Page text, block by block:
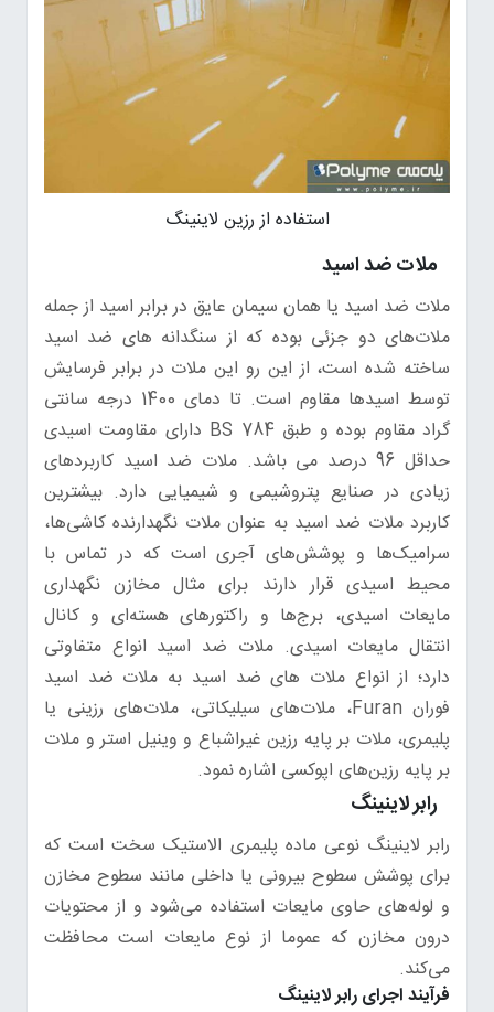
استفاده از رزین لاینینگ
ملات ضد اسید
ملات ضد اسید یا همان سیمان عایق در برابر اسید از جمله
ملات‌های دو جزئی بوده که از سنگدانه های ضد اسید
ساخته شده است، از این رو این ملات در برابر فرسایش
توسط اسیدها مقاوم است. تا دمای 1400 درجه سانتی
گراد مقاوم بوده و طبق BS 784 دارای مقاومت اسیدی
حداقل 96 درصد می باشد. ملات ضد اسید کاربردهای
زیادی در صنایع پتروشیمی و شیمیایی دارد. بیشترین
کاربرد ملات ضد اسید به عنوان ملات نگهدارنده کاشی‌ها،
سرامیک‌ها و پوشش‌های آجری است که در تماس با
محیط اسیدی قرار دارند برای مثال مخازن نگهداری
مایعات اسیدی، برج‌ها و راکتورهای هسته‌ای و کانال
انتقال مایعات اسیدی. ملات ضد اسید انواع متفاوتی
دارد؛ از انواع ملات های ضد اسید به ملات ضد اسید
فوران Furan، ملات‌های سیلیکاتی، ملات‌های رزینی یا
پلیمری، ملات بر پایه رزین غیراشباع و وینیل استر و ملات
بر پایه رزین‌های اپوکسی اشاره نمود.
رابر لاینینگ
رابر لاینینگ نوعی ماده پلیمری الاستیک سخت است که
برای پوشش سطوح بیرونی یا داخلی مانند سطوح مخازن
و لوله‌های حاوی مایعات استفاده می‌شود و از محتویات
درون مخازن که عموما از نوع مایعات است محافظت
می‌کند.
فرآیند اجرای رابر لاینینگ